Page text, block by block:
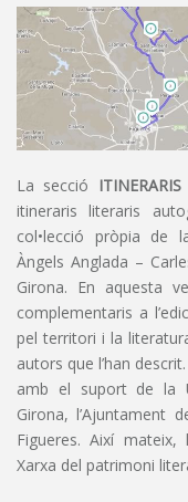
La secció
itineraris literaris
col•lecció pròpia de
Àngels Anglada –
Girona. En aquesta
complementaris a
pel territori i la
autors que l’han
amb el suport de la
Girona, l’Ajuntament
Figueres. Així mateix,
Xarxa del patrimoni